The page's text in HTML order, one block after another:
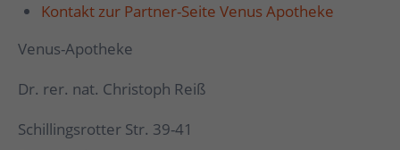
Kontakt zur Partner-Seite Venus Apotheke
Venus-Apotheke
Dr. rer. nat. Christoph Reiß
Schillingsrotter Str. 39-41